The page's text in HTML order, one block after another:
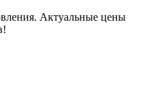
Актуальные цены